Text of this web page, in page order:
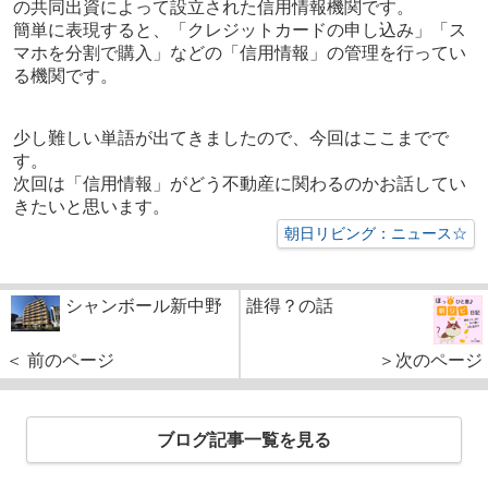
の共同出資によって設立された信用情報機関です。
簡単に表現すると、「クレジットカードの申し込み」「ス
マホを分割で購入」などの「信用情報」の管理を行ってい
る機関です。
少し難しい単語が出てきましたので、今回はここまでで
す。
次回は「信用情報」がどう不動産に関わるのかお話してい
きたいと思います。
朝日リビング：ニュース☆
シャンボール新中野
＜ 前のページ
誰得？の話
＞次のページ
ブログ記事一覧を見る